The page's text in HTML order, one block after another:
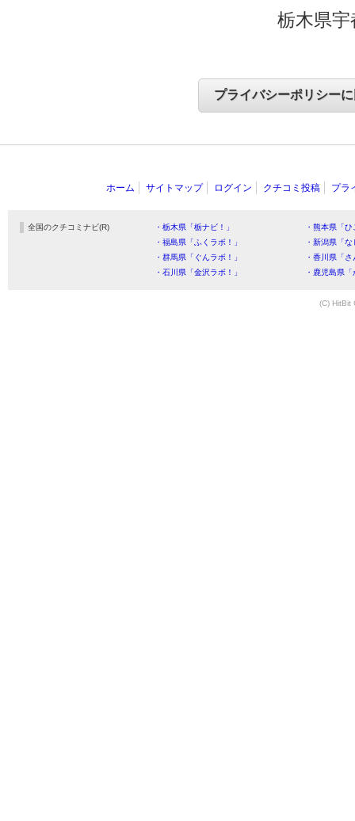
栃木県
ホーム サイトマップ ログイン クチコミ投稿 プラ
全国のクチコミナビ(R) ・栃木県「栃ナビ！」
・熊本県「
・福島県「ふくラボ！」
・新潟県「
・群馬県「ぐんラボ！」
・香川県「
・石川県「金沢ラボ！」
・鹿児島県
(C) HitBit